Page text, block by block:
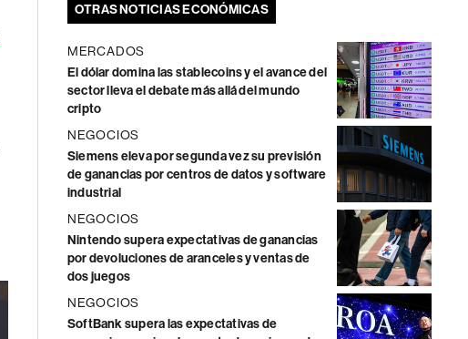
OTRAS NOTICIAS ECONÓMICAS
MERCADOS
El dólar domina las stablecoins y el avance del
sector lleva el debate más allá del mundo
cripto
NEGOCIOS
Siemens eleva por segunda vez su previsión
de ganancias por centros de datos y software
industrial
NEGOCIOS
Nintendo supera expectativas de ganancias
por devoluciones de aranceles y ventas de
dos juegos
NEGOCIOS
SoftBank supera las expectativas de